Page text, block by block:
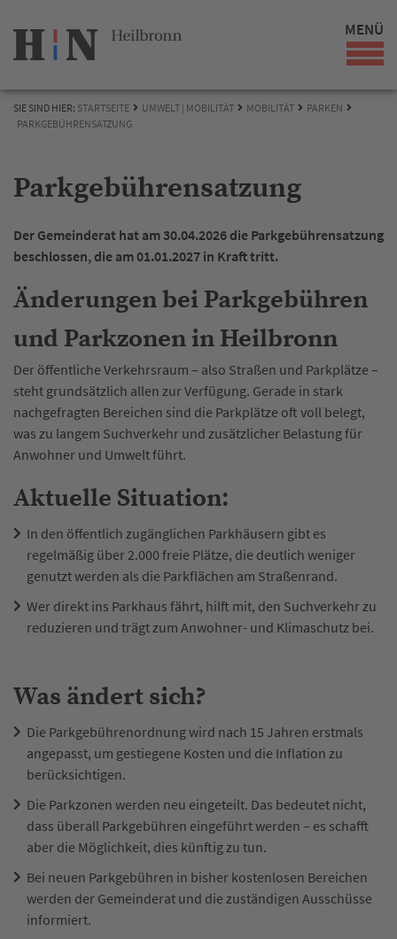
MENÜ
SIE SIND HIER: STARTSEITE UMWELT | MOBILITÄT MOBILITÄT
PARKEN
PARKGEBÜHRENSATZUNG
Parkgebührensatzung
Der Gemeinderat hat am 30.04.2026 die Parkgebührensatzung
beschlossen, die am 01.01.2027 in Kraft tritt.
Änderungen bei Parkgebühren
und Parkzonen in Heilbronn
Der öffentliche Verkehrsraum – also Straßen und Parkplätze –
steht grundsätzlich allen zur Verfügung. Gerade in stark
nachgefragten Bereichen sind die Parkplätze oft voll belegt,
was zu langem Suchverkehr und zusätzlicher Belastung für
Anwohner und Umwelt führt.
Aktuelle Situation:
In den öffentlich zugänglichen Parkhäusern gibt es
regelmäßig über 2.000 freie Plätze, die deutlich weniger
genutzt werden als die Parkflächen am Straßenrand.
Wer direkt ins Parkhaus fährt, hilft mit, den Suchverkehr zu
reduzieren und trägt zum Anwohner- und Klimaschutz bei.
Was ändert sich?
Die Parkgebührenordnung wird nach 15 Jahren erstmals
angepasst, um gestiegene Kosten und die Inflation zu
berücksichtigen.
Die Parkzonen werden neu eingeteilt. Das bedeutet nicht,
dass überall Parkgebühren eingeführt werden – es schafft
aber die Möglichkeit, dies künftig zu tun.
Bei neuen Parkgebühren in bisher kostenlosen Bereichen
werden der Gemeinderat und die zuständigen Ausschüsse
informiert.